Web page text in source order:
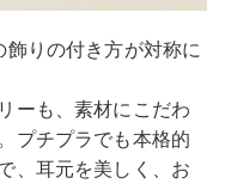
りの付き方が対称に
ーも、素材にこだわ
プチプラでも本格的
、耳元を美しく、お